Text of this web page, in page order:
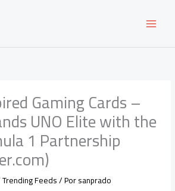
Gaming Cards –
UNO Elite with the
1 Partnership
Trending Feeds/ Porsanprado